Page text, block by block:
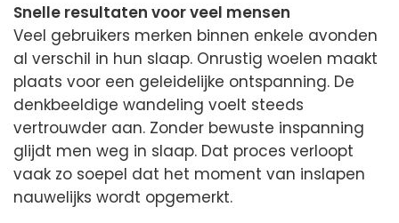
Snelle resultaten voor veel mensen
Veel gebruikers merken binnen enkele avonden
al verschil in hun slaap. Onrustig woelen maakt
plaats voor een geleidelijke ontspanning. De
denkbeeldige wandeling voelt steeds
vertrouwder aan. Zonder bewuste inspanning
glijdt men weg in slaap. Dat proces verloopt
vaak zo soepel dat het moment van inslapen
nauwelijks wordt opgemerkt.